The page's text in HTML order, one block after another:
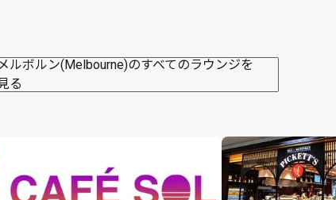
常のご利用可能回
、入室時にラウン
ルボルン(Melbourne)のすべてのラウンジを
る